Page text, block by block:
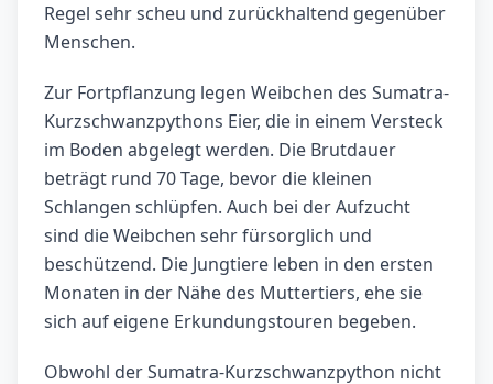
Regel sehr scheu und zurückhaltend gegenüber
Menschen.
Zur Fortpflanzung legen Weibchen des Sumatra-
Kurzschwanzpythons Eier, die in einem Versteck
im Boden abgelegt werden. Die Brutdauer
beträgt rund 70 Tage, bevor die kleinen
Schlangen schlüpfen. Auch bei der Aufzucht
sind die Weibchen sehr fürsorglich und
beschützend. Die Jungtiere leben in den ersten
Monaten in der Nähe des Muttertiers, ehe sie
sich auf eigene Erkundungstouren begeben.
Obwohl der Sumatra-Kurzschwanzpython nicht